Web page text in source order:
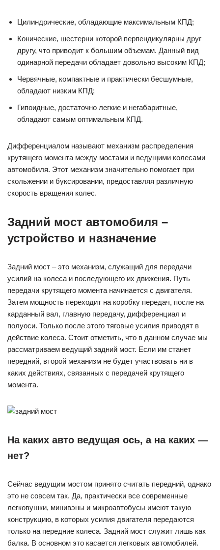
Цилиндрические, обладающие максимальным КПД;
Конические, шестерни которой перпендикулярны друг
другу, что приводит к большим объемам. Данный вид
одинарной передачи обладает довольно высоким КПД;
Червячные, компактные и практически бесшумные,
обладают низким КПД;
Гипоидные, достаточно легкие и негабаритные,
обладают самым оптимальным КПД.
Дифференциалом называют механизм распределения
крутящего момента между мостами и ведущими колесами
автомобиля. Этот механизм значительно помогает при
скольжении и буксировании, предоставляя различную
скорость вращения колес.
Задний мост автомобиля –
устройство и назначение
Задний мост – это механизм, служащий для передачи
усилий на колеса и последующего их движения. Путь
передачи крутящего момента начинается с двигателя.
Затем мощность переходит на коробку передач, после на
карданный вал, главную передачу, дифференциал и
полуоси. Только после этого тяговые усилия приводят в
действие колеса. Стоит отметить, что в данном случае мы
рассматриваем ведущий задний мост. Если им станет
передний, второй механизм не будет участвовать ни в
каких действиях, связанных с передачей крутящего
момента.
На каких авто ведущая ось, а на каких —
нет?
Сейчас ведущим мостом принято считать передний, однако
это не совсем так. Да, практически все современные
легковушки, минивэны и микроавтобусы имеют такую
конструкцию, в которых усилия двигателя передаются
только на передние колеса. Задний мост служит лишь как
балка. В основном это касается легковых автомобилей.